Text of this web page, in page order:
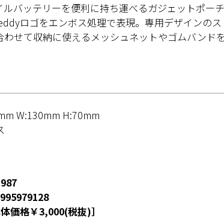
バッテリーを便利に持ち運べるガジェットポーチ
ロゴをエンボス処理で表現。専用デザインのス
せて収納に使えるメッシュネットやゴムバンド
W:130mm H:70mm
格￥3,000(税抜)］